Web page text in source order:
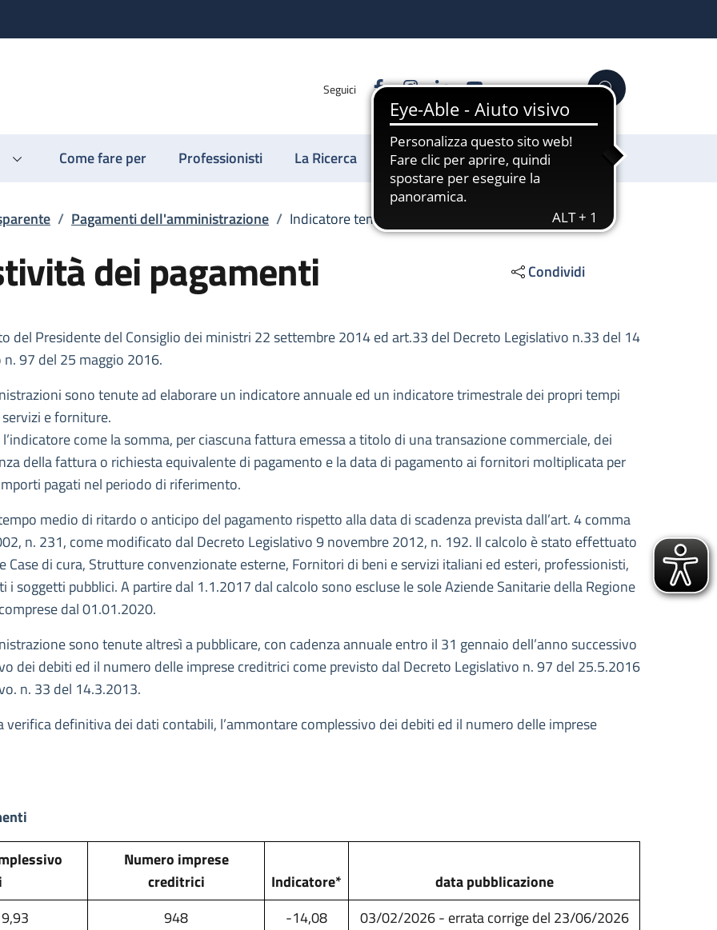
Seguici FacebookInstagram
LinkedinYouTube Cerca
Come fare per Professionisti La Ricerca Sostienici
/ Pagamenti dell'amministrazione / Indicatore tempestività dei pagamenti
dei pagamenti Condividi
del Presidente del Consiglio dei ministri 22 settembre 2014 ed art.33 del Decreto Legislativo n.33 del 14
97 del 25 maggio 2016.
sono tenute ad elaborare un indicatore annuale ed un indicatore trimestrale dei propri tempi
e forniture.
come la somma, per ciascuna fattura emessa a titolo di una transazione commerciale, dei
della fattura o richiesta equivalente di pagamento e la data di pagamento ai fornitori moltiplicata per
pagati nel periodo di riferimento.
medio di ritardo o anticipo del pagamento rispetto alla data di scadenza prevista dall’art. 4 comma
n. 231, come modificato dal Decreto Legislativo 9 novembre 2012, n. 192. Il calcolo è stato effettuato
Case di cura, Strutture convenzionate esterne, Fornitori di beni e servizi italiani ed esteri, professionisti,
soggetti pubblici. A partire dal 1.1.2017 dal calcolo sono escluse le sole Aziende Sanitarie della Regione
dal 01.01.2020.
sono tenute altresì a pubblicare, con cadenza annuale entro il 31 gennaio dell’anno successivo
dei debiti ed il numero delle imprese creditrici come previsto dal Decreto Legislativo n. 97 del 25.5.2016
n. 33 del 14.3.2013.
definitiva dei dati contabili, l’ammontare complessivo dei debiti ed il numero delle imprese
Numero imprese
creditrici
Indicatore*
data pubblicazione
948 -14,08
03/02/2026 - errata corrige del 23/06/2026